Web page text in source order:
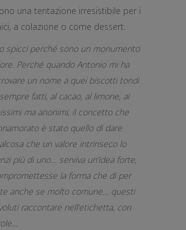
una tentazione irresistibile per i
a colazione o come dessert.
spicci perché sono un monumento
Perché quando Antonio mi ha
un nome a quei biscotti tondi
fatti, al cacao, al limone, ai
ma anonimi, il concetto che
è stato quello di dare
che un valore intrinseco lo
più di uno… serviva un’idea forte,
la forma che di per
anche se molto comune… questi
raccontare nell’etichetta, con